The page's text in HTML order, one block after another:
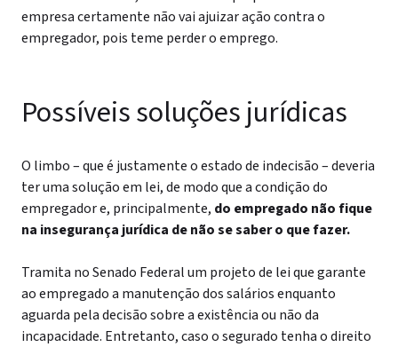
empresa certamente não vai ajuizar ação contra o
empregador, pois teme perder o emprego.
Possíveis soluções jurídicas
O limbo – que é justamente o estado de indecisão – deveria
ter uma solução em lei, de modo que a condição do
empregador e, principalmente, do empregado não fique
na insegurança jurídica de não se saber o que fazer.
Tramita no Senado Federal um projeto de lei que garante
ao empregado a manutenção dos salários enquanto
aguarda pela decisão sobre a existência ou não da
incapacidade. Entretanto, caso o segurado tenha o direito